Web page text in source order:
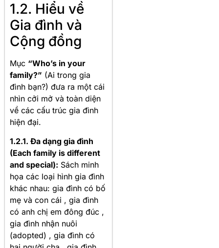
1.2. Hiểu về
Gia đình và
Cộng đồng
Mục “Who’s in your
family?” (Ai trong gia
đình bạn?) đưa ra một cái
nhìn cởi mở và toàn diện
về các cấu trúc gia đình
hiện đại.
1.2.1. Đa dạng gia đình
(Each family is different
and special): Sách minh
họa các loại hình gia đình
khác nhau: gia đình có bố
mẹ và con cái , gia đình
có anh chị em đông đúc ,
gia đình nhận nuôi
(adopted) , gia đình có